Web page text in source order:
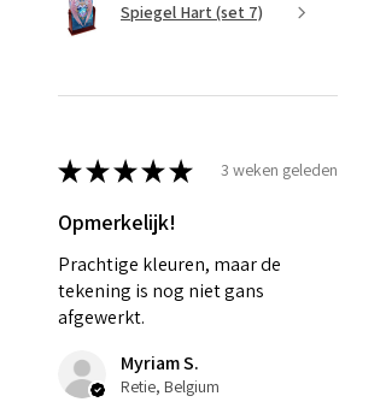
Spiegel Hart (set 7)
★★★★★ 3 weken geleden
Opmerkelijk!
Prachtige kleuren, maar de
tekening is nog niet gans
afgewerkt.
Myriam S.
Retie, Belgium